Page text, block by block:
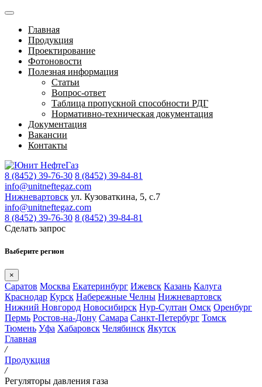
Главная
Продукция
Проектирование
Фотоновости
Полезная информация
Статьи
Вопрос-ответ
Таблица пропускной способности РДГ
Нормативно-техническая документация
Документация
Вакансии
Контакты
8 (8452) 39-76-30 8 (8452) 39-84-81
info@unitneftegaz.com
Нижневартовск ул. Кузоваткина, 5, с.7
info@unitneftegaz.com
8 (8452) 39-76-30 8 (8452) 39-84-81
Сделать запрос
Выберите регион
×
Саратов Москва Екатеринбург Ижевск Казань Калуга
Краснодар Курск Набережные Челны Нижневартовск
Нижний Новгород Новосибирск Нур-Султан Омск Оренбург
Пермь Ростов-на-Дону Самара Санкт-Петербург Томск
Тюмень Уфа Хабаровск Челябинск Якутск
Главная
/
Продукция
/
Регуляторы давления газа